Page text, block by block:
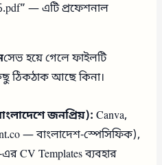
— এটি প্রফেশনাল
সেভ হয়ে গেলে ফাইলটি
ঠিকঠাক আছে কিনা।
জনপ্রিয়): Canva,
— বাংলাদেশ-স্পেসিফিক),
CV Templates ব্যবহার